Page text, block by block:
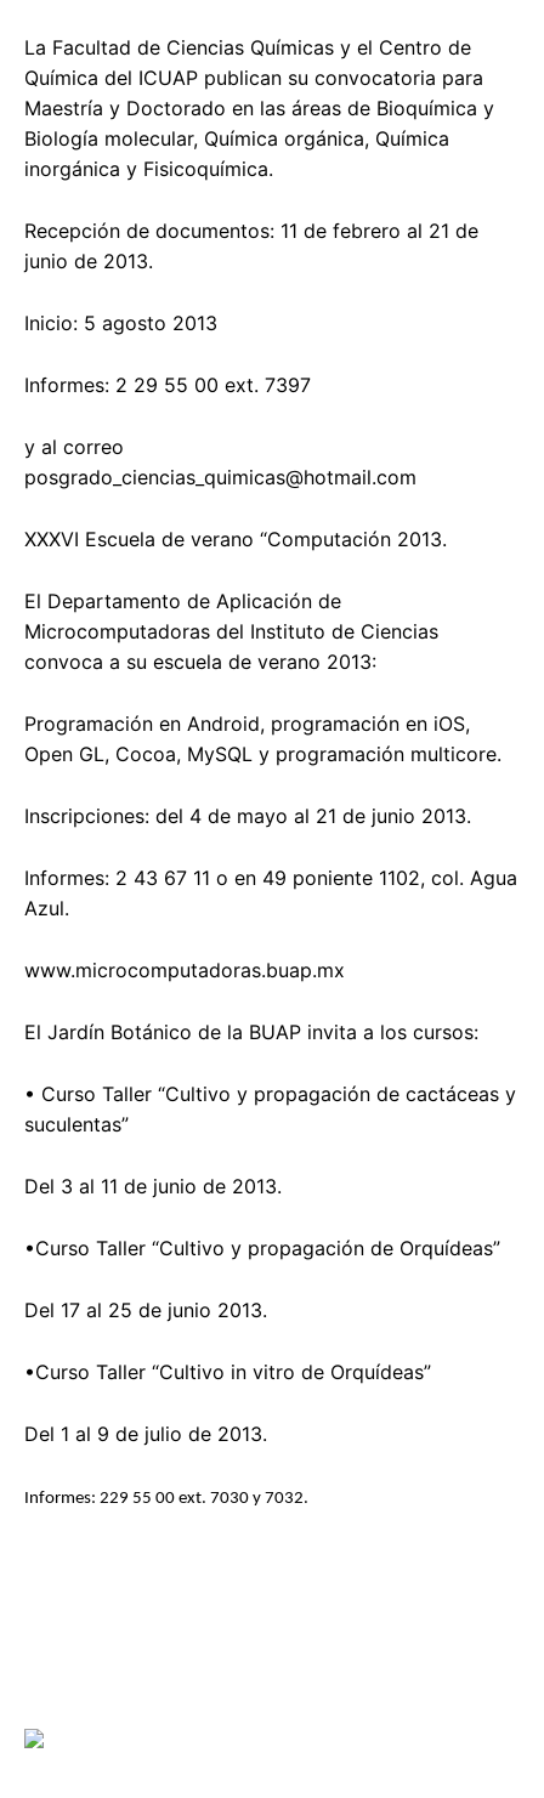
La Facultad de Ciencias Químicas y el Centro de
Química del ICUAP publican su convocatoria para
Maestría y Doctorado en las áreas de Bioquímica y
Biología molecular, Química orgánica, Química
inorgánica y Fisicoquímica.
Recepción de documentos: 11 de febrero al 21 de
junio de 2013.
Inicio: 5 agosto 2013
Informes: 2 29 55 00 ext. 7397
y al correo
posgrado_ciencias_quimicas@hotmail.com
XXXVI Escuela de verano “Computación 2013.
El Departamento de Aplicación de
Microcomputadoras del Instituto de Ciencias
convoca a su escuela de verano 2013:
Programación en Android, programación en iOS,
Open GL, Cocoa, MySQL y programación multicore.
Inscripciones: del 4 de mayo al 21 de junio 2013.
Informes: 2 43 67 11 o en 49 poniente 1102, col. Agua
Azul.
www.microcomputadoras.buap.mx
El Jardín Botánico de la BUAP invita a los cursos:
• Curso Taller “Cultivo y propagación de cactáceas y
suculentas”
Del 3 al 11 de junio de 2013.
•Curso Taller “Cultivo y propagación de Orquídeas”
Del 17 al 25 de junio 2013.
•Curso Taller “Cultivo in vitro de Orquídeas”
Del 1 al 9 de julio de 2013.
Informes: 229 55 00 ext. 7030 y 7032.